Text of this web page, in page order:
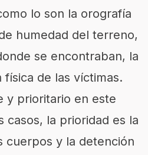
lo son la orografía
humedad del terreno,
se encontraban, la
de las víctimas.
y prioritario en este
casos, la prioridad es la
cuerpos y la detención